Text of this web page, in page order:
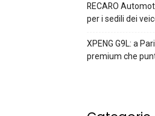
RECARO
per i sedili dei
XPENG G9L: a
premium che